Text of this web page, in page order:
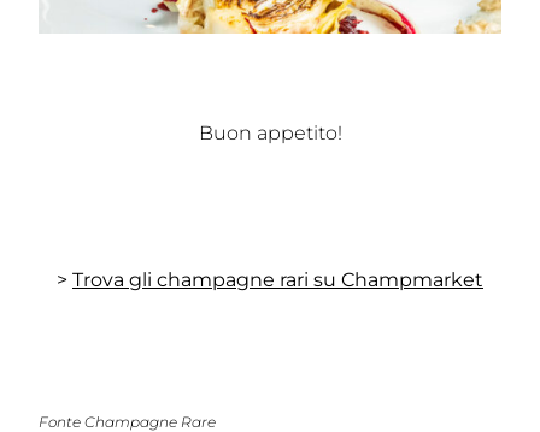
Buon appetito!
> Trova gli champagne rari su Champmarket
Fonte Champagne Rare